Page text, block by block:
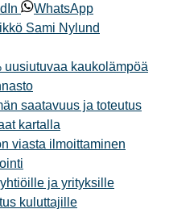
WhatsApp
Sami Nylund
uusiutuvaa kaukolämpöä
saatavuus ja toteutus
kartalla
viasta ilmoittaminen
ja yrityksille
kuluttajille